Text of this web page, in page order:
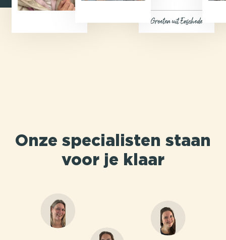
Groeten uit Enschede
Onze specialisten staan
voor je klaar